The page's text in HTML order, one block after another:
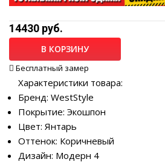
14430 руб.
В КОРЗИНУ
Бесплатный замер
Характеристики товара:
Бренд: WestStyle
Покрытие: Экошпон
Цвет: Янтарь
Оттенок: Коричневый
Дизайн: Модерн 4